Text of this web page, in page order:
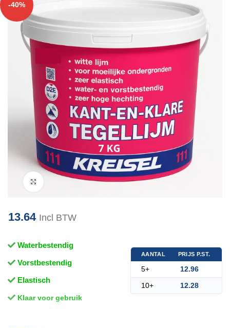
-40%
Klik om te vergroten
13.64 Incl BTW
Waterbestendig
Vorstbestendig
Elastisch
Klaar voor gebruik
AANTAL PRIJS P.ST.
5+
12.96
10+
12.28